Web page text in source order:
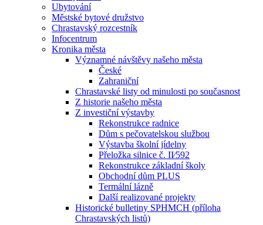
Ubytování
Městské bytové družstvo
Chrastavský rozcestník
Infocentrum
Kronika města
Významné návštěvy našeho města
České
Zahraniční
Chrastavské listy od minulosti po současnost
Z historie našeho města
Z investiční výstavby
Rekonstrukce radnice
Dům s pečovatelskou službou
Výstavba školní jídelny
Přeložka silnice č. II⁄592
Rekonstrukce základní školy
Obchodní dům PLUS
Termální lázně
Další realizované projekty
Historické bulletiny SPHMCH (příloha
Chrastavských listů)